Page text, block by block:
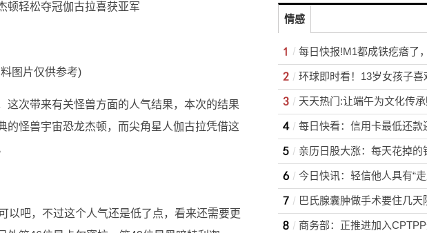
顿轻松夺冠伽古拉喜获亚军
图片仅供参考)
这次带来有关怪兽方面的人气结果，本次的结果
的怪兽宇宙恐龙杰顿，而尖角星人伽古拉凭借这
以吧，不过这个人气还是低了点，看来还需要更
情感
环球即时看！13岁女孩子
天天热门:让端午为文化传
商务部：正推进加入